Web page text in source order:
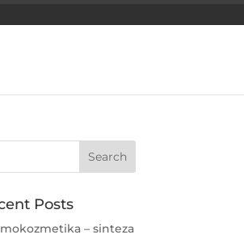
Posts
– sinteza